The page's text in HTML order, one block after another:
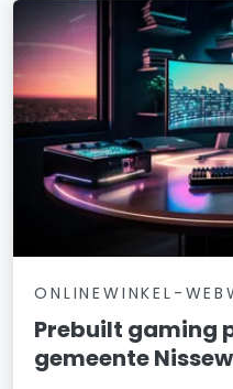
ONLINEWINKEL-
Prebuilt gaming
gemeente